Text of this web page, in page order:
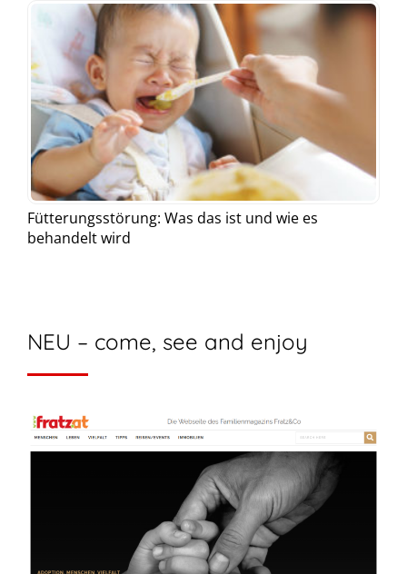
Fütterungsstörung: Was das ist und wie es
behandelt wird
NEU – come, see and enjoy